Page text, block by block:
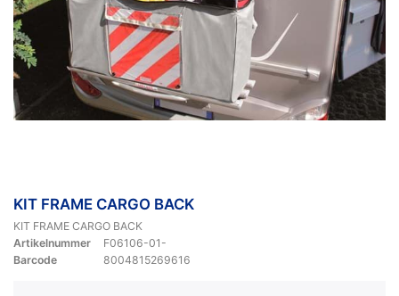
KIT FRAME CARGO BACK
KIT FRAME CARGO BACK
Artikelnummer
F06106-01-
Barcode
8004815269616